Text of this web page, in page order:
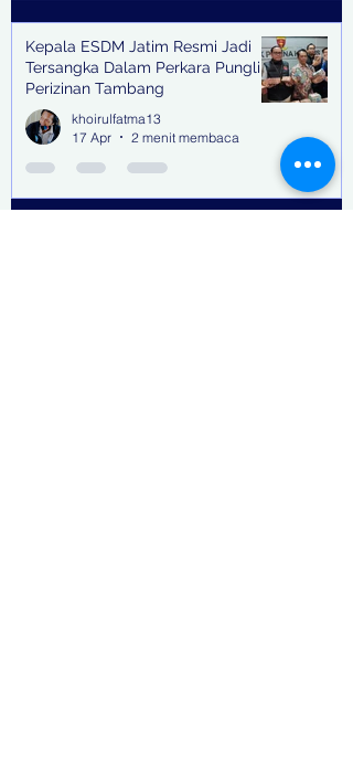
Kepala ESDM Jatim Resmi Jadi
Tersangka Dalam Perkara Pungli
Perizinan Tambang
khoirulfatma13
17 Apr
2 menit membaca